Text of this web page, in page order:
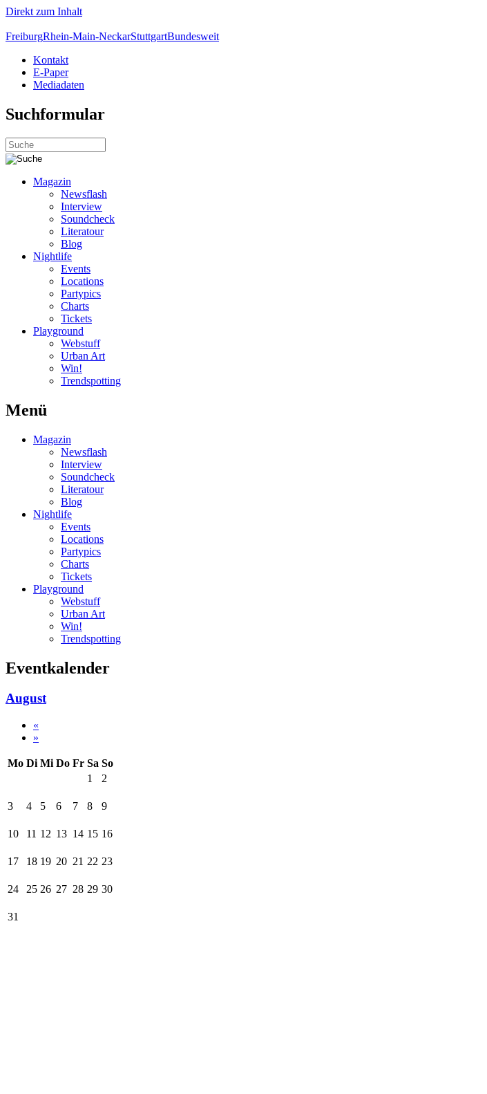
Direkt zum Inhalt
FreiburgRhein-Main-NeckarStuttgartBundesweit
Kontakt
E-Paper
Mediadaten
Suchformular
Magazin
Newsflash
Interview
Soundcheck
Literatour
Blog
Nightlife
Events
Locations
Partypics
Charts
Tickets
Playground
Webstuff
Urban Art
Win!
Trendspotting
Menü
Magazin
Newsflash
Interview
Soundcheck
Literatour
Blog
Nightlife
Events
Locations
Partypics
Charts
Tickets
Playground
Webstuff
Urban Art
Win!
Trendspotting
Eventkalender
August
«
»
Mo Di Mi Do Fr Sa So
1
2
3 4 5 6 7 8 9
10 11 12 13 14 15 16
17 18 19 20 21 22 23
24 25 26 27 28 29 30
31